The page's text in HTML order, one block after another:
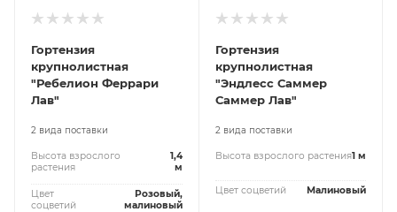
Гортензия
крупнолистная
"Ребелион Феррари
Лав"
2 вида поставки
Высота взрослого
растения
1,4
м
Цвет
соцветий
Розовый,
малиновый
Гортензия
крупнолистная
"Эндлесс Саммер
Саммер Лав"
2 вида поставки
Высота взрослого растения1 м
Цвет соцветий Малиновый